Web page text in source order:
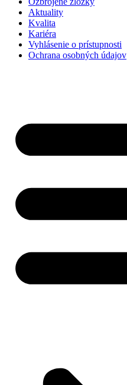
Aktuality
Kvalita
Kariéra
Vyhlásenie o prístupnosti
Ochrana osobných údajov